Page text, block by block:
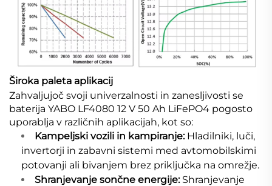
Široka paleta aplikacij
Zahvaljujoč svoji univerzalnosti in zanesljivosti se
baterija YABO LF4080 12 V 50 Ah LiFePO4 pogosto
uporablja v različnih aplikacijah, kot so:
Kampeljski vozili in kampiranje: Hladilniki, luči,
invertorji in zabavni sistemi med avtomobilskimi
potovanji ali bivanjem brez priključka na omrežje.
Shranjevanje sončne energije: Shranjevanje